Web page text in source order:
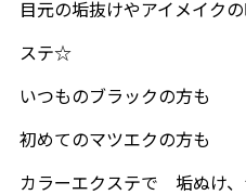
目元の垢抜けやアイメイク
ステ☆
いつものブラックの方も
初めてのマツエクの方も
カラーエクステで 垢ぬけ